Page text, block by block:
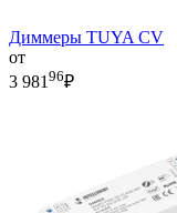
Диммеры TUYA CV
от
3 98196₽